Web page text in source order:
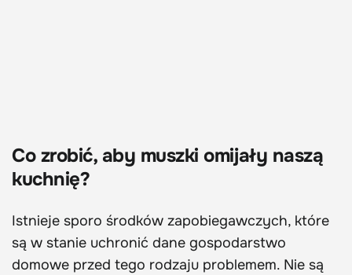
Co zrobić, aby muszki omijały naszą
kuchnię?
Istnieje sporo środków zapobiegawczych, które
są w stanie uchronić dane gospodarstwo
domowe przed tego rodzaju problemem. Nie są